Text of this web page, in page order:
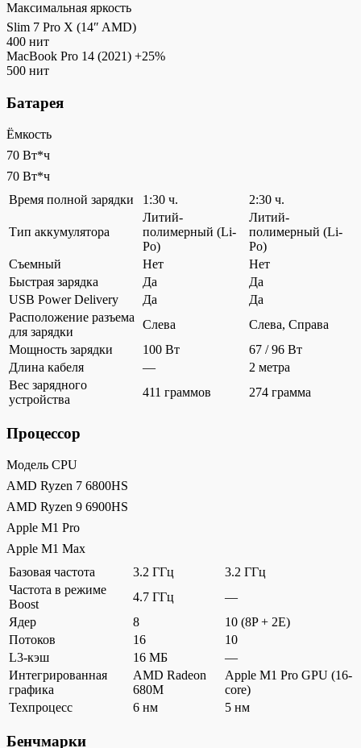
Максимальная яркость
Slim 7 Pro X (14″ AMD)
400 нит
MacBook Pro 14 (2021) +25%
500 нит
Батарея
Ёмкость
70 Вт*ч
70 Вт*ч
Время полной зарядки
1:30 ч. 2:30 ч.
Тип аккумулятора
Литий-
полимерный (Li-
Po)
Литий-
полимерный (Li-
Po)
Съемный
Нет
Нет
Быстрая зарядка
Да
Да
USB Power Delivery
Да
Да
Расположение разъема
для зарядки
Слева
Слева, Справа
Мощность зарядки
100 Вт
67 / 96 Вт
Длина кабеля
—
2 метра
Вес зарядного
устройства
411 граммов 274 грамма
Процессор
Модель CPU
AMD Ryzen 7 6800HS
AMD Ryzen 9 6900HS
Apple M1 Pro
Apple M1 Max
Базовая частота
3.2 ГГц
3.2 ГГц
Частота в режиме
Boost
4.7 ГГц
—
Ядер
8
10 (8P + 2E)
Потоков
16
10
L3-кэш
16 МБ
—
Интегрированная
графика
AMD Radeon
680M
Apple M1 Pro GPU (16-
core)
Техпроцесс
6 нм 5 нм
Бенчмарки